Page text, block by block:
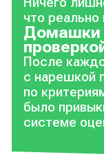
что реально
Домашки
После
с нарешкой
по
было
системе